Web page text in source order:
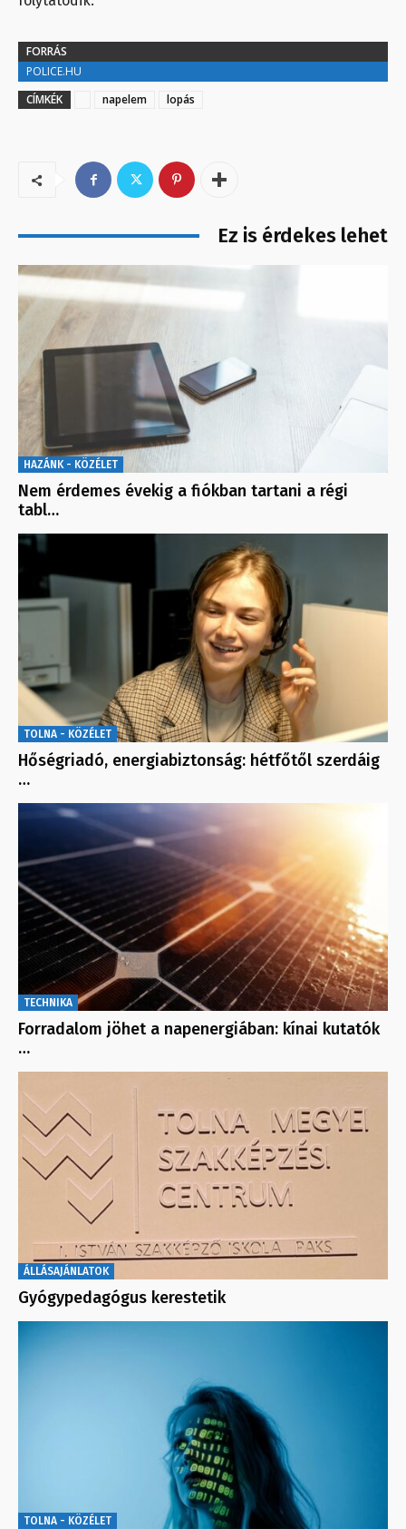
FORRÁS
POLICE.HU
CÍMKÉK
napelem lopás
Ez is érdekes lehet
HAZÁNK - KÖZÉLET
Nem érdemes évekig a fiókban tartani a régi
tabl…
TOLNA - KÖZÉLET
Hőségriadó, energiabiztonság: hétfőtől szerdáig
…
TECHNIKA
Forradalom jöhet a napenergiában: kínai kutatók
…
ÁLLÁSAJÁNLATOK
Gyógypedagógus kerestetik
TOLNA - KÖZÉLET